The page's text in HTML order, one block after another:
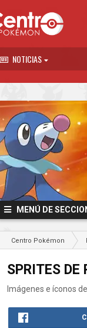
NOTICIAS
MENÚ DE
Centro Pokémon
SPRITES DE
Imágenes e íconos